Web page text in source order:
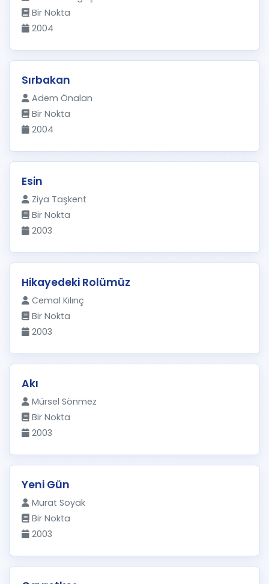
Bir Nokta
2004
Sırbakan
Adem Önalan
Bir Nokta
2004
Esin
Ziya Taşkent
Bir Nokta
2003
Hikayedeki Rolümüz
Cemal Kılınç
Bir Nokta
2003
Akı
Mürsel Sönmez
Bir Nokta
2003
Yeni Gün
Murat Soyak
Bir Nokta
2003